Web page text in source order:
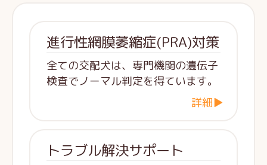
進行性網膜萎縮症(PRA)対策
全ての交配犬は、専門機関の遺伝子
検査でノーマル判定を得ています。
詳細▶
トラブル解決サポート